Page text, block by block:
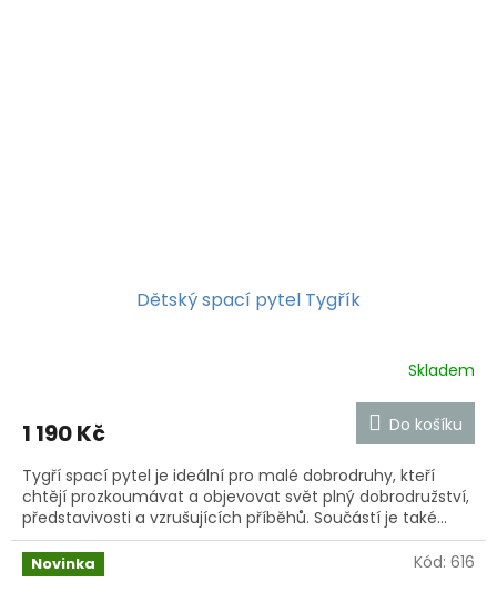
Dětský spací pytel Tygřík
Skladem
1 190 Kč Do košíku
Tygří spací pytel je ideální pro malé dobrodruhy, kteří
chtějí prozkoumávat a objevovat svět plný dobrodružství,
představivosti a vzrušujících příběhů. Součástí je také...
Novinka Kód: 616